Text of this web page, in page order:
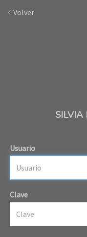
Volver
SILVIA
Usuario
Clave